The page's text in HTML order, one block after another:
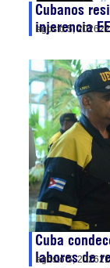
Cubanos
injerencia
agosto 5, 2026
Cuba
labores de
agosto 5, 2026